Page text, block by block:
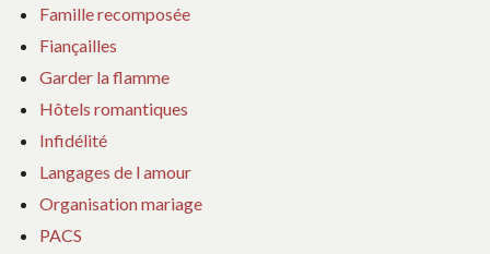
Famille recomposée
Fiançailles
Garder la flamme
Hôtels romantiques
Infidélité
Langages de l amour
Organisation mariage
PACS